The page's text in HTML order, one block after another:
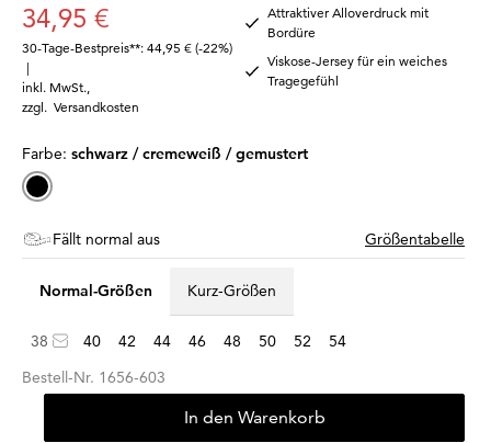
34,95 €
30-Tage-Bestpreis**: 44,95 € (-22%)
|
inkl. MwSt.
zzgl. Versandkosten
Attraktiver Alloverdruck mit
Bordüre
Viskose-Jersey für ein weiches
Tragegefühl
Farbe: schwarz / cremeweiß / gemustert
Fällt normal aus Größentabelle
Normal-Größen Kurz-Größen
38 40 42 44 46 48 50 52
54
Bestell-Nr. 1656-603
In den Warenkorb